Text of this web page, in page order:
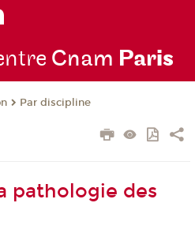
Cnam Paris
Par discipline
pathologie des